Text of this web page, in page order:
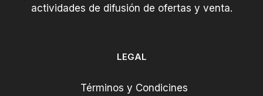
actividades de difusión de ofertas y venta.
LEGAL
Términos y Condicines